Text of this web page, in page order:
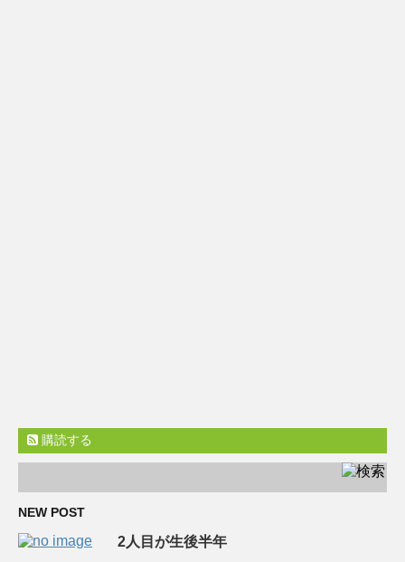
購読する
NEW POST
2人目が生後半年